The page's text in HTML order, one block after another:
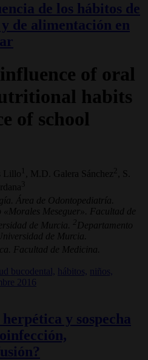
de los hábitos de
de alimentación en
of oral
habits
of school
Lillo 1 , M.D. Galera Sánchez
, S.
3
Área de Odontopediatría.
Meseguer». Facultad de
de Murcia.
2 Departamento
de Murcia.
Facultad de Medicina.
bucodental, hábitos,
niños,
2016
y sospecha